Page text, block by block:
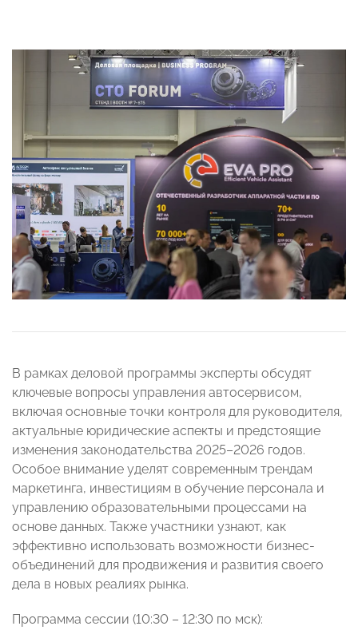
В рамках деловой программы эксперты обсудят
ключевые вопросы управления автосервисом,
включая основные точки контроля для руководителя,
актуальные юридические аспекты и предстоящие
изменения законодательства 2025–2026 годов.
Особое внимание уделят современным трендам
маркетинга, инвестициям в обучение персонала и
управлению образовательными процессами на
основе данных. Также участники узнают, как
эффективно использовать возможности бизнес-
объединений для продвижения и развития своего
дела в новых реалиях рынка.
Программа сессии (10:30 – 12:30 по мск):